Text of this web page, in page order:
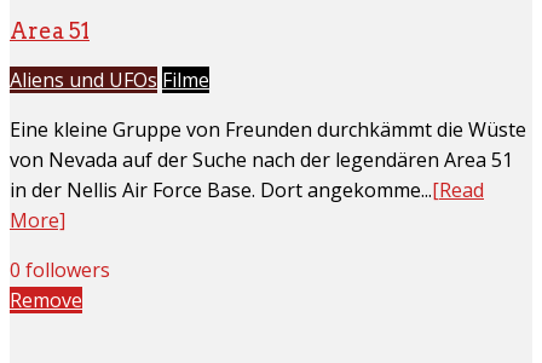
Area 51
Aliens und UFOs Filme
Eine kleine Gruppe von Freunden durchkämmt die Wüste
von Nevada auf der Suche nach der legendären Area 51
in der Nellis Air Force Base. Dort angekomme...[Read
More]
0 followers
Remove